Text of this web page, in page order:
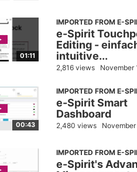
01:11
IMPORTED FROM E-
e-Spirit
Editing -
intuitive...
2,816 views November
00:43
IMPORTED FROM E-
e-Spirit Smart
Dashboard
2,480 views
IMPORTED FROM E-
e-Spirit's